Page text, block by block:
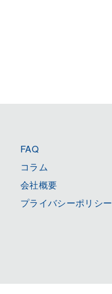
FAQ
コラム
会社概要
プライバシーポリシー